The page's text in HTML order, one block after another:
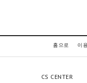
홈으로 이
CS CENTER